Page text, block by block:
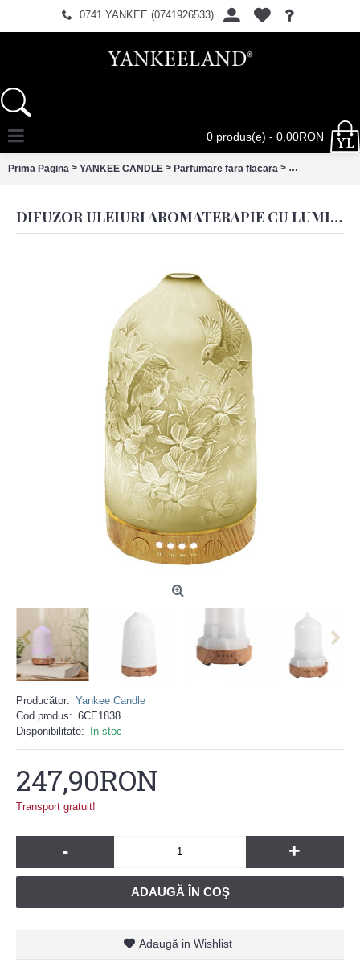
0741.YANKEE (0741926533)
0 produs(e) - 0,00RON
Prima Pagina > YANKEE CANDLE > Parfumare fara flacara > Difuzor uleiuri
DIFUZOR ULEIURI AROMATERAPIE CU LUMINA, PORCELAIN BIRDS Ø 9X17 CM, CLAYRE & EEF
Producător: Yankee Candle
Cod produs: 6CE1838
Disponibilitate:
In stoc
247,90RON
Transport gratuit!
- +
ADAUGĂ ÎN COŞ
Adaugă in Wishlist